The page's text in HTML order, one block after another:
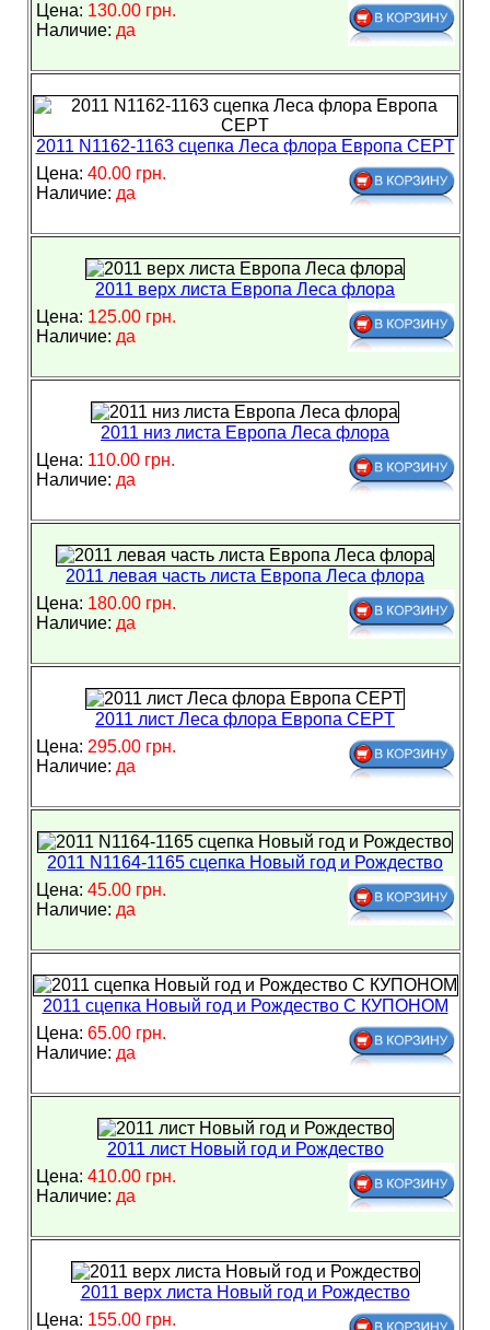
Цена: 130.00 грн.
Наличие: да
2011 N1162-1163 сцепка Леса флора Европа CEPT
Цена: 40.00 грн.
Наличие: да
2011 верх листа Европа Леса флора
Цена: 125.00 грн.
Наличие: да
2011 низ листа Европа Леса флора
Цена: 110.00 грн.
Наличие: да
2011 левая часть листа Европа Леса флора
Цена: 180.00 грн.
Наличие: да
2011 лист Леса флора Европа CEPT
Цена: 295.00 грн.
Наличие: да
2011 N1164-1165 сцепка Новый год и Рождество
Цена: 45.00 грн.
Наличие: да
2011 сцепка Новый год и Рождество С КУПОНОМ
Цена: 65.00 грн.
Наличие: да
2011 лист Новый год и Рождество
Цена: 410.00 грн.
Наличие: да
2011 верх листа Новый год и Рождество
Цена: 155.00 грн.